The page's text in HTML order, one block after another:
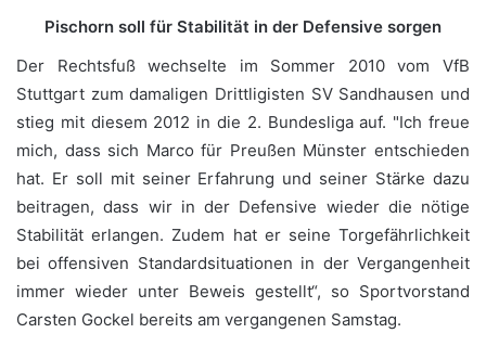
Pischorn soll für Stabilität in der Defensive sorgen
Der Rechtsfuß wechselte im Sommer 2010 vom VfB
Stuttgart zum damaligen Drittligisten SV Sandhausen und
stieg mit diesem 2012 in die 2. Bundesliga auf. "Ich freue
mich, dass sich Marco für Preußen Münster entschieden
hat. Er soll mit seiner Erfahrung und seiner Stärke dazu
beitragen, dass wir in der Defensive wieder die nötige
Stabilität erlangen. Zudem hat er seine Torgefährlichkeit
bei offensiven Standardsituationen in der Vergangenheit
immer wieder unter Beweis gestellt“, so Sportvorstand
Carsten Gockel bereits am vergangenen Samstag.